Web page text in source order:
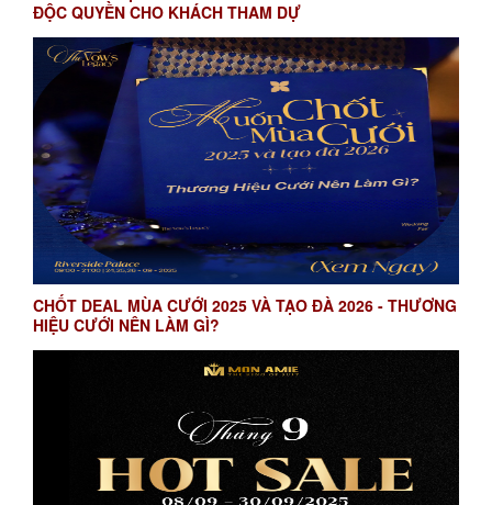
ĐỘC QUYỀN CHO KHÁCH THAM DỰ
CHỐT DEAL MÙA CƯỚI 2025 VÀ TẠO ĐÀ 2026 - THƯƠNG
HIỆU CƯỚI NÊN LÀM GÌ?